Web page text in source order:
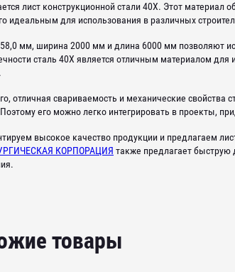
лист конструкционной стали 40X. Этот
идеальным для использования в различных
мм, ширина 2000 мм и длина 6000 мм позволяют
сталь 40Х является отличным материалом
отличная свариваемость и механические
его можно легко интегрировать в проекты,
высокое качество продукции и предлагаем
КОРПОРАЦИЯ также предлагает быструю
товары